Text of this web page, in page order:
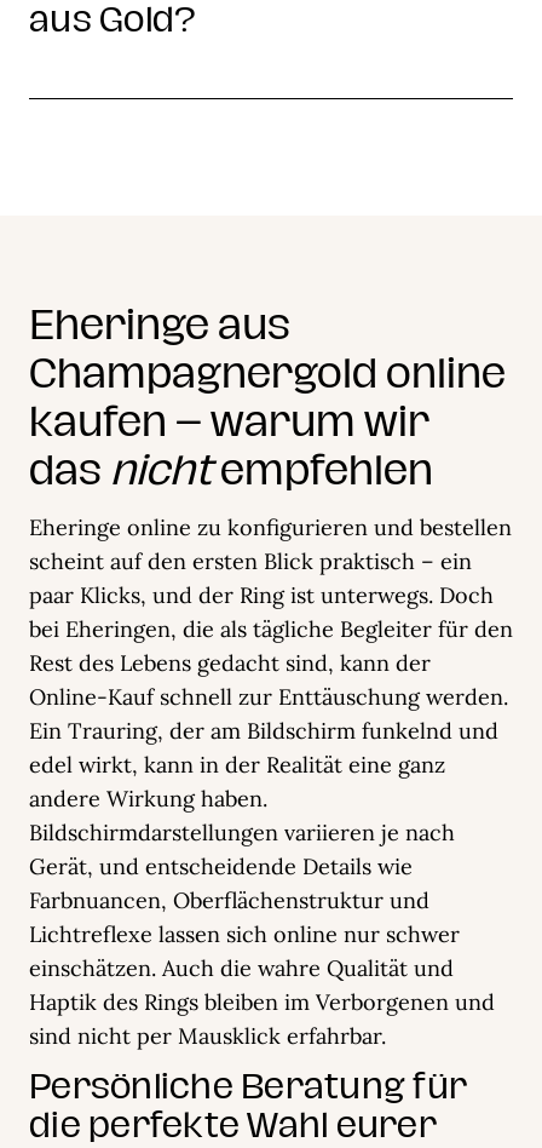
aus Gold?
Eheringe aus
Champagnergold online
kaufen – warum wir
das nichtempfehlen
Eheringe online zu konfigurieren und bestellen
scheint auf den ersten Blick praktisch – ein
paar Klicks, und der Ring ist unterwegs. Doch
bei Eheringen, die als tägliche Begleiter für den
Rest des Lebens gedacht sind, kann der
Online-Kauf schnell zur Enttäuschung werden.
Ein Trauring, der am Bildschirm funkelnd und
edel wirkt, kann in der Realität eine ganz
andere Wirkung haben.
Bildschirmdarstellungen variieren je nach
Gerät, und entscheidende Details wie
Farbnuancen, Oberflächenstruktur und
Lichtreflexe lassen sich online nur schwer
einschätzen. Auch die wahre Qualität und
Haptik des Rings bleiben im Verborgenen und
sind nicht per Mausklick erfahrbar.
Persönliche Beratung für
die perfekte Wahl eurer